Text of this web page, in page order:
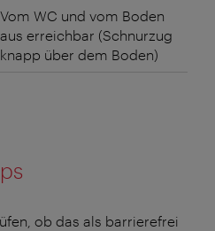
Vom WC und vom Boden
aus erreichbar (Schnurzug
knapp über dem Boden)
ob das als barrierefrei